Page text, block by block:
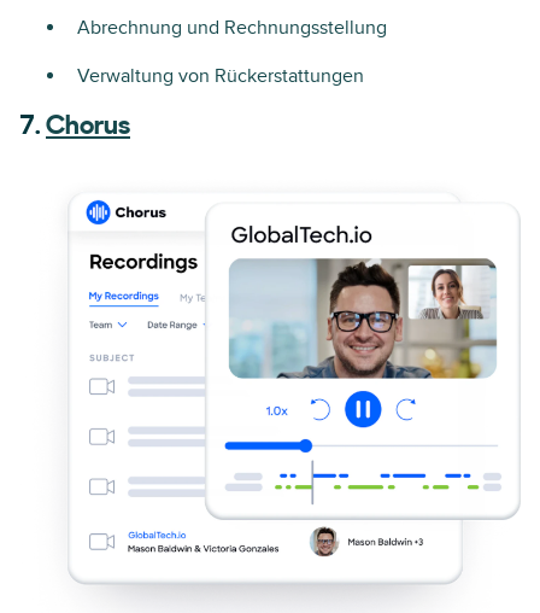
Abrechnung und Rechnungsstellung
Verwaltung von Rückerstattungen
7. Chorus